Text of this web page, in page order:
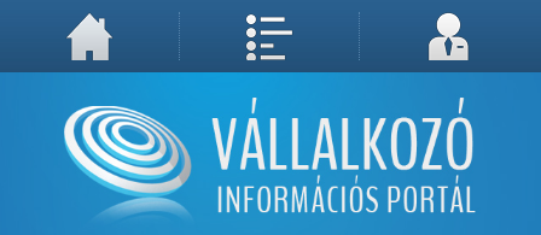
A weboldal használatával Ön elfogadja, hogy Cookie-kat (sütiket) tároljunk számítógépén. A sütik a weboldal megfelelő működéséhez
Megértettem, folytatás...